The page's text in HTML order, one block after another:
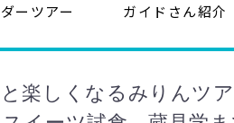
ーツアー ガイドさん紹介
楽しくなるみりんツ